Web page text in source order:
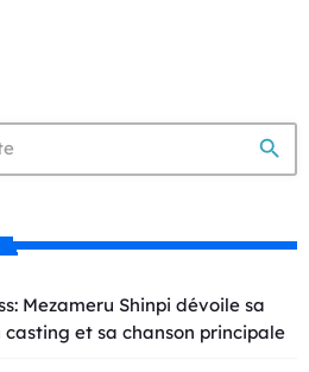
search
Mezameru Shinpi dévoile sa
casting et sa chanson principale